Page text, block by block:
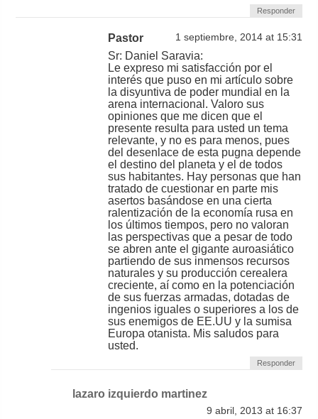
Responder
Pastor 1 septiembre, 2014 at 15:31
Sr: Daniel Saravia:
Le expreso mi satisfacción por el
interés que puso en mi artículo sobre
la disyuntiva de poder mundial en la
arena internacional. Valoro sus
opiniones que me dicen que el
presente resulta para usted un tema
relevante, y no es para menos, pues
del desenlace de esta pugna depende
el destino del planeta y el de todos
sus habitantes. Hay personas que han
tratado de cuestionar en parte mis
asertos basándose en una cierta
ralentización de la economía rusa en
los últimos tiempos, pero no valoran
las perspectivas que a pesar de todo
se abren ante el gigante auroasiático
partiendo de sus inmensos recursos
naturales y su producción cerealera
creciente, aí como en la potenciación
de sus fuerzas armadas, dotadas de
ingenios iguales o superiores a los de
sus enemigos de EE.UU y la sumisa
Europa otanista. Mis saludos para
usted.
Responder
lazaro izquierdo martinez
9 abril, 2013 at 16:37